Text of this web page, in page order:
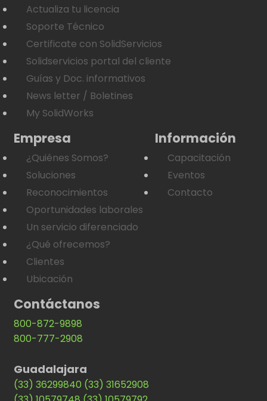
Actualiza tu licencia
Soporte Técnico
Certificate con SolidServicios
Solidservicios portal del cliente
Guías y Doc. informativos
News letter / Boletines
My SolidWorks
Empresa
¿Quiénes Somos?
Soluciones
Reconocimientos
Oportunidades laborales
Un servicio diferenciado
¿Qué ofrecemos?
Clientes
Ubicación
Información
Capacitación
Eventos
Contacto
Contáctanos
800-872-9898
800-777-2908
Guadalajara
(33) 36299840 (33) 31652908